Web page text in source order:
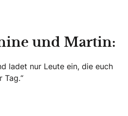
und Martin:
ladet nur Leute ein, die euch
Tag.“